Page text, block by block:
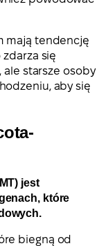
mają tendencję
się
ale starsze osoby
aby się
jest
które
biegną od